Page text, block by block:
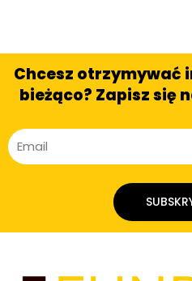
Chcesz otrzymywać
bieżąco? Zapisz się